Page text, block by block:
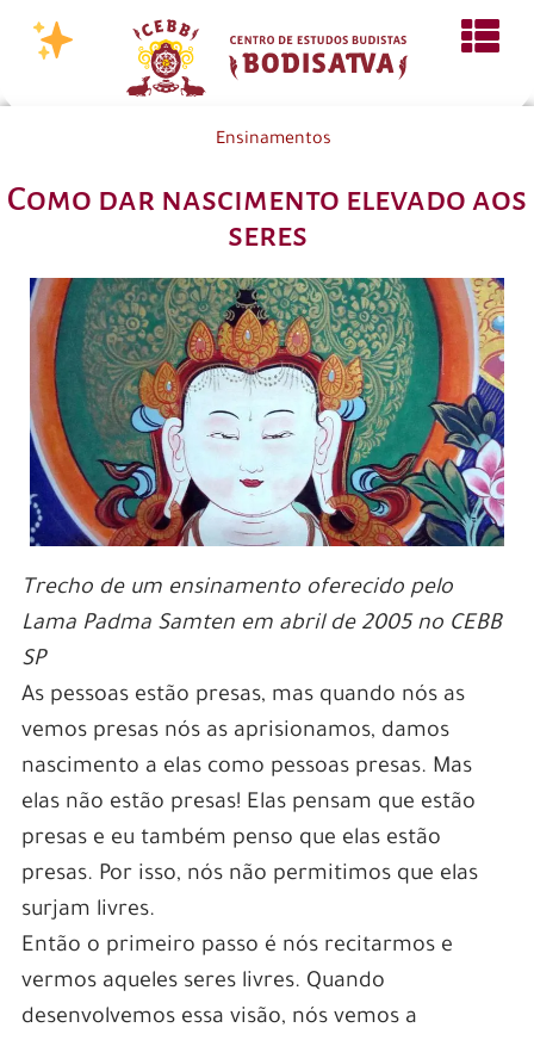
Ensinamentos
Como dar nascimento elevado aos
seres
Trecho de um ensinamento oferecido pelo
Lama Padma Samten em abril de 2005 no CEBB
SP
As pessoas estão presas, mas quando nós as
vemos presas nós as aprisionamos, damos
nascimento a elas como pessoas presas. Mas
elas não estão presas! Elas pensam que estão
presas e eu também penso que elas estão
presas. Por isso, nós não permitimos que elas
surjam livres.
Então o primeiro passo é nós recitarmos e
vermos aqueles seres livres. Quando
desenvolvemos essa visão, nós vemos a